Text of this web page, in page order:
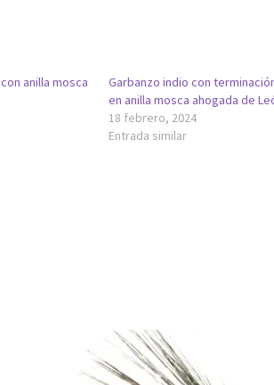
anilla mosca
Garbanzo indio con
en anilla mosca ahogada de
18 febrero, 2024
Entrada similar